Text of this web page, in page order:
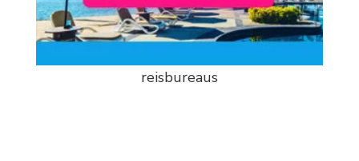
reisbureaus